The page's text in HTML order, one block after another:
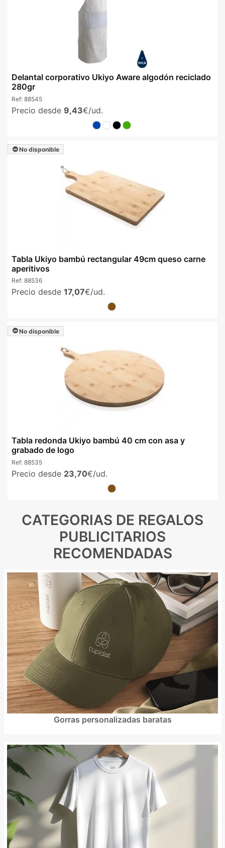
Delantal corporativo Ukiyo Aware algodón reciclado
280gr
Ref: 88545
Precio desde 9,43€/ud.
No disponible
Tabla Ukiyo bambú rectangular 49cm queso carne
aperitivos
Ref: 88536
Precio desde 17,07€/ud.
No disponible
Tabla redonda Ukiyo bambú 40 cm con asa y
grabado de logo
Ref: 88535
Precio desde 23,70€/ud.
CATEGORIAS DE REGALOS
PUBLICITARIOS
RECOMENDADAS
Gorras personalizadas baratas